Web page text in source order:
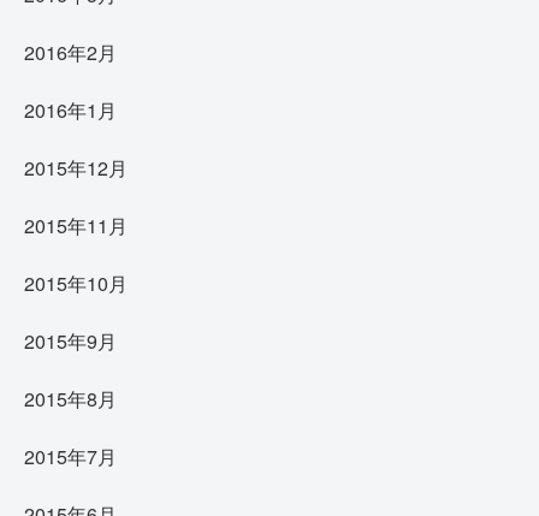
2016年2月
2016年1月
2015年12月
2015年11月
2015年10月
2015年9月
2015年8月
2015年7月